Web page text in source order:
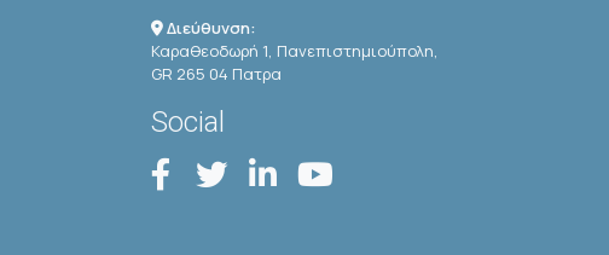
Διεύθυνση:
Καραθεοδωρή 1, Πανεπιστημιούπολη,
GR 265 04 Πατρα
Social